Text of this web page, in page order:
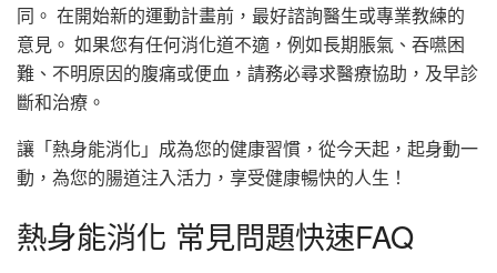
同。 在開始新的運動計畫前，最好諮詢醫生或專業教練的
意見。 如果您有任何消化道不適，例如長期脹氣、吞嚥困
難、不明原因的腹痛或便血，請務必尋求醫療協助，及早診
斷和治療。
讓「熱身能消化」成為您的健康習慣，從今天起，起身動一
動，為您的腸道注入活力，享受健康暢快的人生！
熱身能消化 常見問題快速FAQ